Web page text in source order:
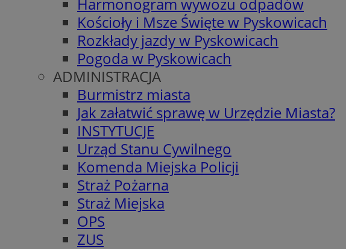
Kościoły i Msze Święte w Pyskowicach
Rozkłady jazdy w Pyskowicach
Pogoda w Pyskowicach
ADMINISTRACJA
Burmistrz miasta
Jak załatwić sprawę w Urzędzie Miasta?
INSTYTUCJE
Urząd Stanu Cywilnego
Komenda Miejska Policji
Straż Pożarna
Straż Miejska
OPS
ZUS